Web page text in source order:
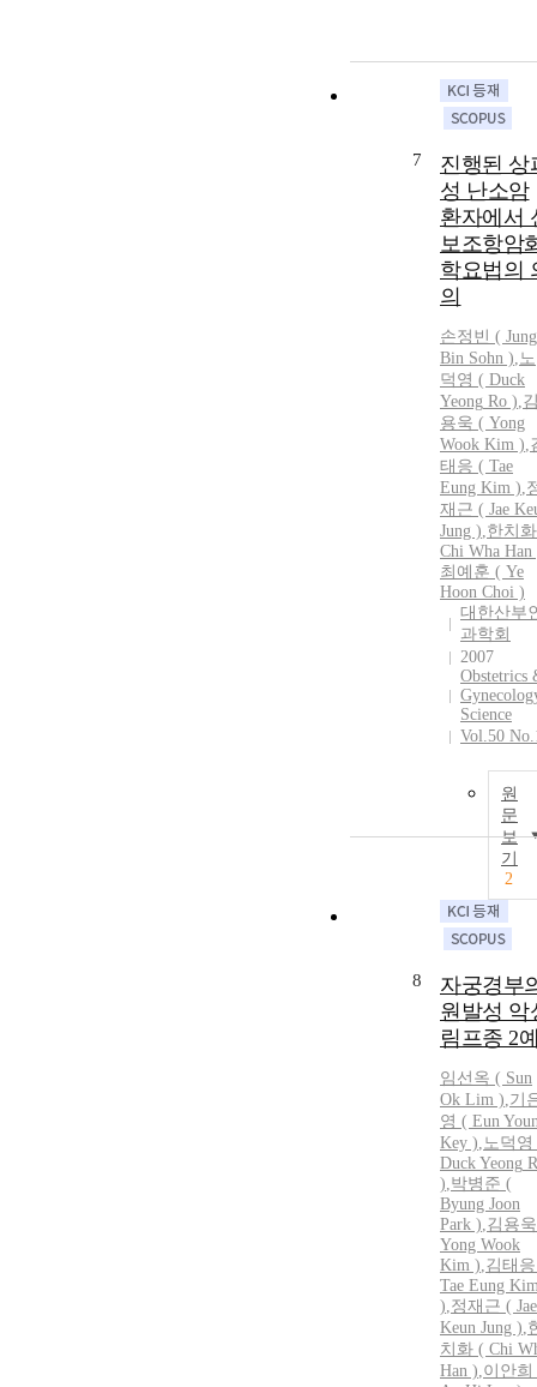
7
진행된 상
성 난소암
환자에서
보조항암
학요법의
의
손정빈 ( Jung
Bin Sohn ),노
덕영 ( Duck
Yeong Ro ),
용욱 ( Yong
Wook Kim ),
태응 ( Tae
Eung Kim ),
재근 ( Jae
Jung ),한치
Chi Wha Han
최예훈 ( Ye
Hoon Choi )
대한산부
과학회
2007
Obstetrics
Science
Vol.50
원
문
보
기
2
8
자궁경부
원발성 악
림프종 2
임선옥 ( Sun
Ok Lim ),기
영 ( Eun
Key ),노덕영
Duck Yeong
),박병준 (
Byung Joon
Park ),김용
Yong Wook
Kim ),김태
Tae Eung
),정재근 ( Jae
Keun Jung ),
치화 ( Chi
Han ),이안희